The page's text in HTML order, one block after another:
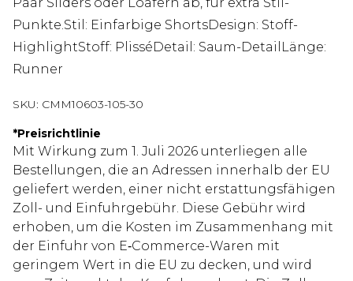
Paar Sliders oder Loafern ab, für extra Stil-
Punkte.Stil: Einfarbige ShortsDesign: Stoff-
HighlightStoff: PlisséDetail: Saum-DetailLänge:
Runner
SKU: CMM10603-105-30
*Preisrichtlinie
Mit Wirkung zum 1. Juli 2026 unterliegen alle
Bestellungen, die an Adressen innerhalb der EU
geliefert werden, einer nicht erstattungsfähigen
Zoll- und Einfuhrgebühr. Diese Gebühr wird
erhoben, um die Kosten im Zusammenhang mit
der Einfuhr von E‑Commerce-Waren mit
geringem Wert in die EU zu decken, und wird